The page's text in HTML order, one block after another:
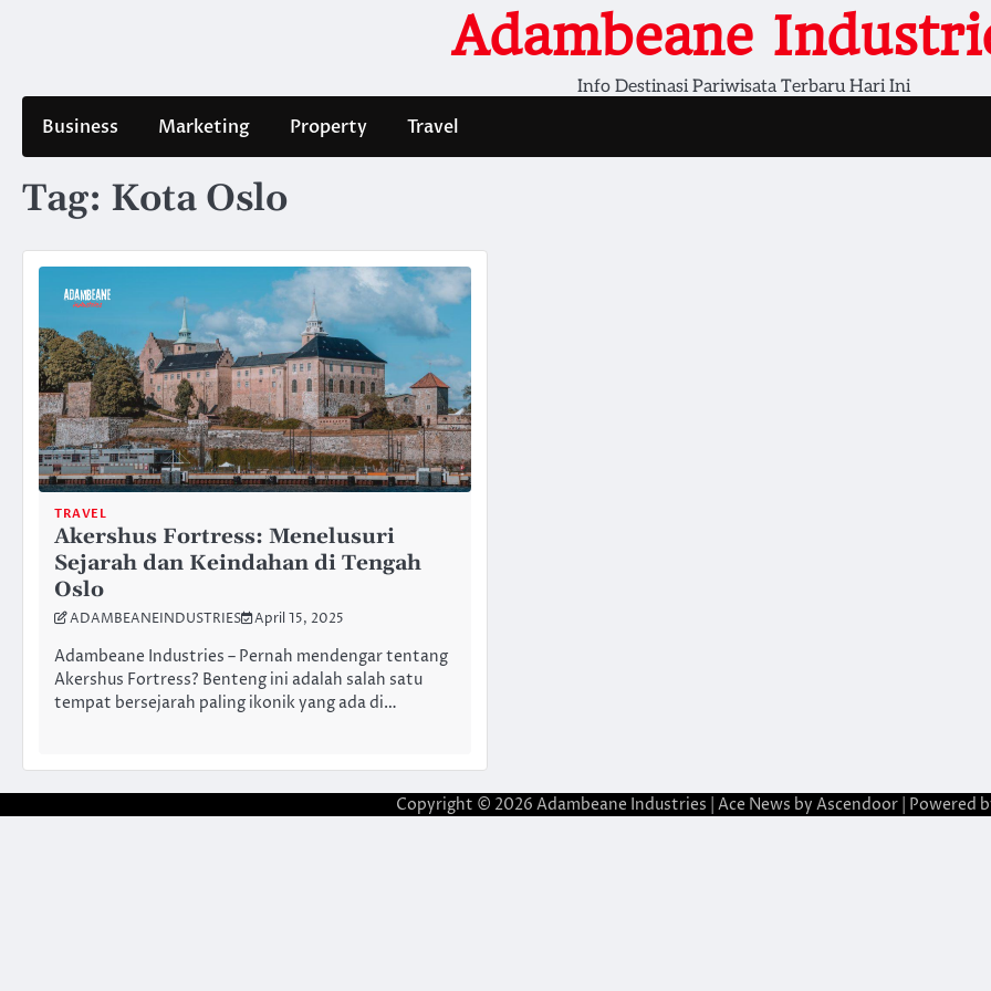
Adambeane
Info Destinasi Pariwisata Terbaru Hari Ini
Business Marketing Property Travel
Tag: Kota Oslo
TRAVEL
Akershus Fortress: Menelusuri
Sejarah dan Keindahan di Tengah
Oslo
ADAMBEANEINDUSTRIES April 15, 2025
Adambeane Industries – Pernah mendengar tentang
Akershus Fortress? Benteng ini adalah salah satu
tempat bersejarah paling ikonik yang ada di…
Copyright © 2026 Adambeane Industries | Ace News by Ascendoor | Powered